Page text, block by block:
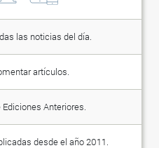
las noticias del día.
artículos.
Anteriores.
desde el año 2011.